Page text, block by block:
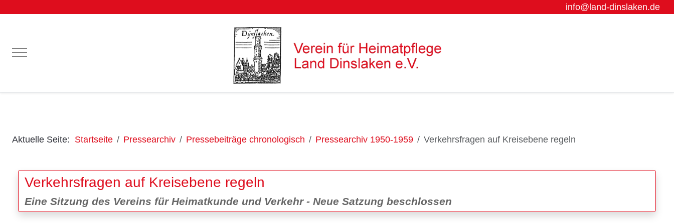
info@land-dinslaken.de
Mobile Menu Toggle
Aktuelle Seite: Startseite Pressearchiv Pressebeiträge chronologisch Pressearchiv 1950-1959 Verkehrsfragen auf Kreisebene regeln
Verkehrsfragen auf Kreisebene regeln
Eine Sitzung des Vereins für Heimatkunde und Verkehr - Neue Satzung beschlossen